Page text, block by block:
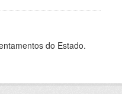
do Estado.